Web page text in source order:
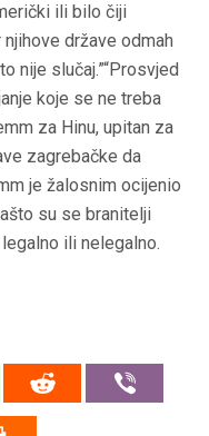
ili bilo čiji
države odmah
nije slučaj.”“Prosvjed
koje se ne treba
za Hinu, upitan za
zagrebačke da
je žalosnim ocijenio
su se branitelji
ili nelegalno.